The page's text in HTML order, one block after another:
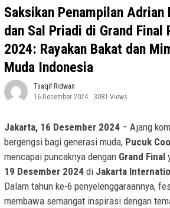
Saksikan Penampilan
dan Sal Priadi di Grand Final
2024: Rayakan Bakat dan
Muda Indonesia
Tsaqif Ridwan
16 December 2024
3081 Views
Jakarta, 16 Desember 2024 – Ajang
bergengsi bagi generasi muda, Pucuk
mencapai puncaknya dengan Grand Final
19 Desember 2024 di Jakarta
Dalam tahun ke-6 penyelenggaraannya,
membawa semangat inspirasi dengan